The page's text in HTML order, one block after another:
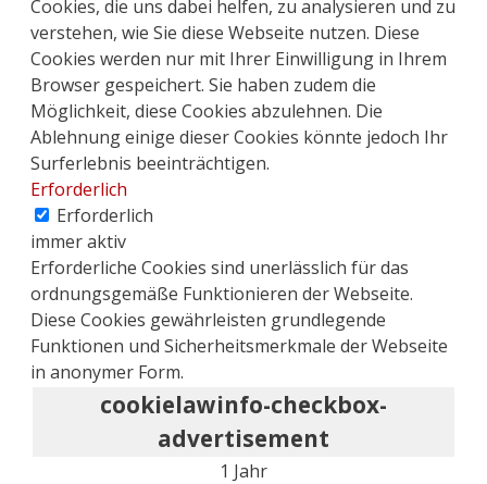
Cookies, die uns dabei helfen, zu analysieren und zu
verstehen, wie Sie diese Webseite nutzen. Diese
Cookies werden nur mit Ihrer Einwilligung in Ihrem
Browser gespeichert. Sie haben zudem die
Möglichkeit, diese Cookies abzulehnen. Die
Ablehnung einige dieser Cookies könnte jedoch Ihr
Surferlebnis beeinträchtigen.
Erforderlich
Erforderlich
immer aktiv
Erforderliche Cookies sind unerlässlich für das
ordnungsgemäße Funktionieren der Webseite.
Diese Cookies gewährleisten grundlegende
Funktionen und Sicherheitsmerkmale der Webseite
in anonymer Form.
cookielawinfo-checkbox-
advertisement
1 Jahr